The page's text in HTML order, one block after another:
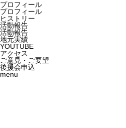
プロフィール
プロフィール
ヒストリー
活動報告
活動報告
地元実績
YOUTUBE
アクセス
ご意見・ご要望
後援会申込
menu